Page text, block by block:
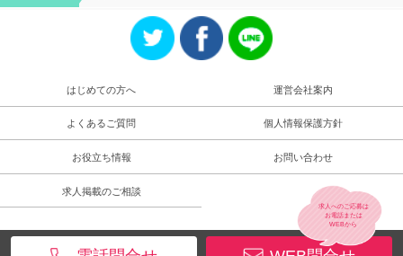
はじめての方へ 運営会社案内
よくあるご質問 個人情報保護方針
お役立ち情報 お問い合わせ
求人掲載のご相談
求人へのご応募は
お電話または
WEBから